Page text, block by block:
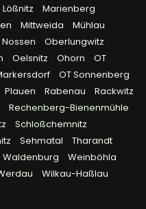
Lößnitz
Marienberg
Mittweida
Mühlau
Nossen
Oberlungwitz
Oelsnitz Ohorn
OT
OT Sonnenberg
Plauen Rabenau
Rackwitz
Rechenberg-Bienenmühle
Schloßchemnitz
Sehmatal
Tharandt
Waldenburg
Weinböhla
Wilkau-Haßlau